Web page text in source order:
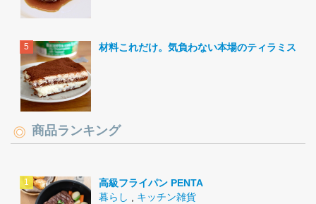
材料これだけ。気負わない本場のティラミス。
商品ランキング
高級フライパン PENTA
暮らし
キッチン雑貨